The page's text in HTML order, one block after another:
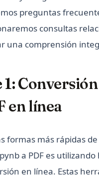
preguntas
consultas
una comprensión
1:
en línea
formas más rápidas
a PDF es
en línea. Estas